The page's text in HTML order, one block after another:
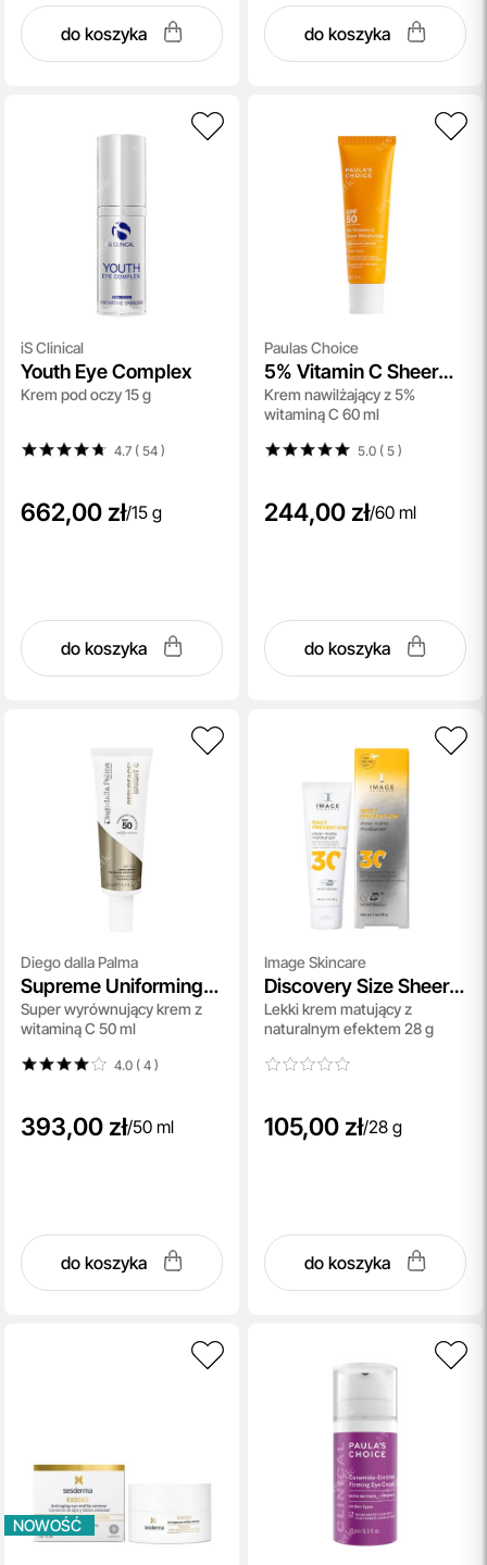
do koszyka do koszyka
iS Clinical
Youth Eye Complex
Krem pod oczy 15 g
4.7 ( 54)
662,00 zł/15 g
do koszyka
Paulas Choice
5% Vitamin C Sheer
Moisturizer SPF 50
Krem nawilżający z 5%
witaminą C 60 ml
5.0 ( 5)
244,00 zł/60 ml
do koszyka
Diego dalla Palma
Supreme Uniforming
and Illuminating
Cream SPF 50
Super wyrównujący krem z
witaminą C 50 ml
4.0 ( 4)
393,00 zł/50 ml
do koszyka
Image Skincare
Discovery Size Sheer
Matte Moisturizer SPF
30
Lekki krem matujący z
naturalnym efektem 28 g
105,00 zł/28 g
do koszyka
NOWOŚĆ